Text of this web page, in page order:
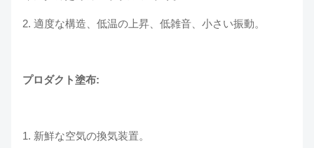
2. 適度な構造、低温の上昇、低雑音、小さい振動。
プロダクト塗布:
1. 新鮮な空気の換気装置。